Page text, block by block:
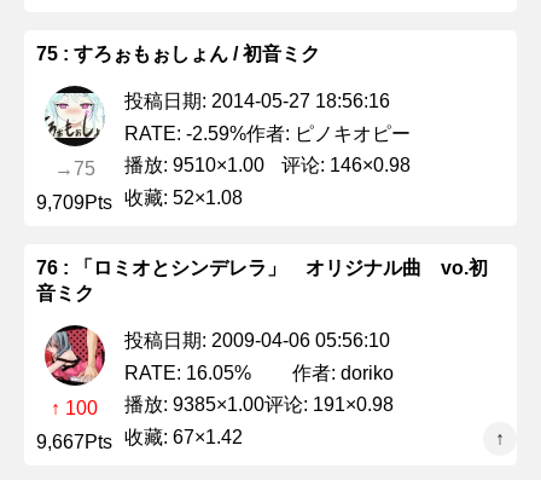
75 : すろぉもぉしょん / 初音ミク
→75
9,709Pts
投稿日期: 2014-05-27 18:56:16
RATE: -2.59%作者: ピノキオピー
播放: 9510×1.00
评论: 146×0.98
收藏: 52×1.08
76 : 「ロミオとシンデレラ」 オリジナル曲 vo.初
音ミク
↑ 100
9,667Pts
投稿日期: 2009-04-06 05:56:10
RATE: 16.05%
作者: doriko
播放: 9385×1.00评论: 191×0.98
收藏: 67×1.42
↑